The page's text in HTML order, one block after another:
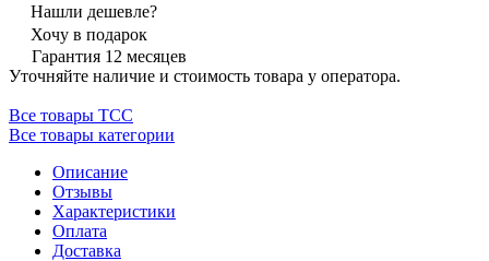
Нашли дешевле?
Хочу в подарок
Гарантия 12 месяцев
Уточняйте наличие и стоимость товара у оператора.
Все товары ТСС
Все товары категории
Описание
Отзывы
Характеристики
Оплата
Доставка